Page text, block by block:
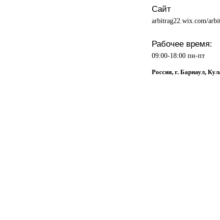
Сайт
arbitrag22.wix.com/
Рабочее время:
09:00-18:00 пн-пт
Россия, г. Барнаул,